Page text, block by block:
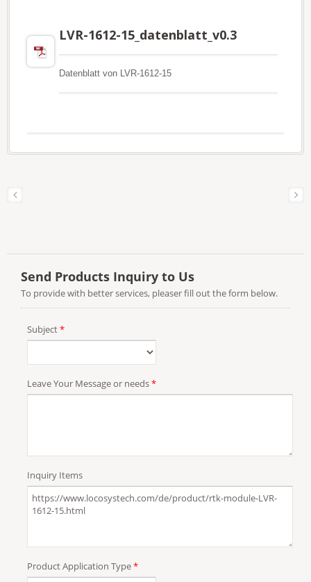
LVR-1612-15_datenblatt_v0.3
Datenblatt von LVR-1612-15